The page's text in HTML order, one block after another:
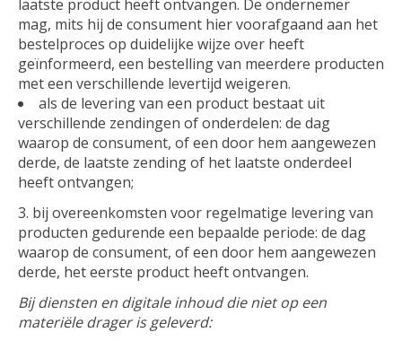
laatste product heeft ontvangen. De ondernemer
mag, mits hij de consument hier voorafgaand aan het
bestelproces op duidelijke wijze over heeft
geïnformeerd, een bestelling van meerdere producten
met een verschillende levertijd weigeren.
als de levering van een product bestaat uit
verschillende zendingen of onderdelen: de dag
waarop de consument, of een door hem aangewezen
derde, de laatste zending of het laatste onderdeel
heeft ontvangen;
bij overeenkomsten voor regelmatige levering van
producten gedurende een bepaalde periode: de dag
waarop de consument, of een door hem aangewezen
derde, het eerste product heeft ontvangen.
Bij diensten en digitale inhoud die niet op een
materiële drager is geleverd: